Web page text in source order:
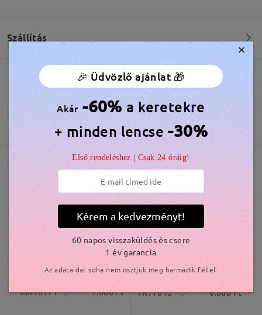
Tökéletes
by Edina HaukszonJan 1 , 2026
Olvassa el az összes
véleményt
Írjon egy véleményt
Szállítás
Megrendelés leadva
feldolgozási idő
5-7 munkanap részletek
Elküldve
szállítási idő
5-7 munkanap
részletek
Kiszállítva
Ingyenes Karcálló Lencsebevonat Tartozék
60 Napos Visszatérítés és Csere
365 Napos Garancia
Bővebben
Hasonló keretek
MX40171 7.000 Ft TR77610 6.000 Ft
×
🎉 Üdvözlő ajánlat 🎁
Akár -60% a keretekre
+ minden lencse -30%
Első rendeléshez | Csak 24 óráig!
Kérem a kedvezményt!
60 napos visszaküldés és csere
1 év garancia
Az adataidat soha nem osztjuk meg harmadik féllel.